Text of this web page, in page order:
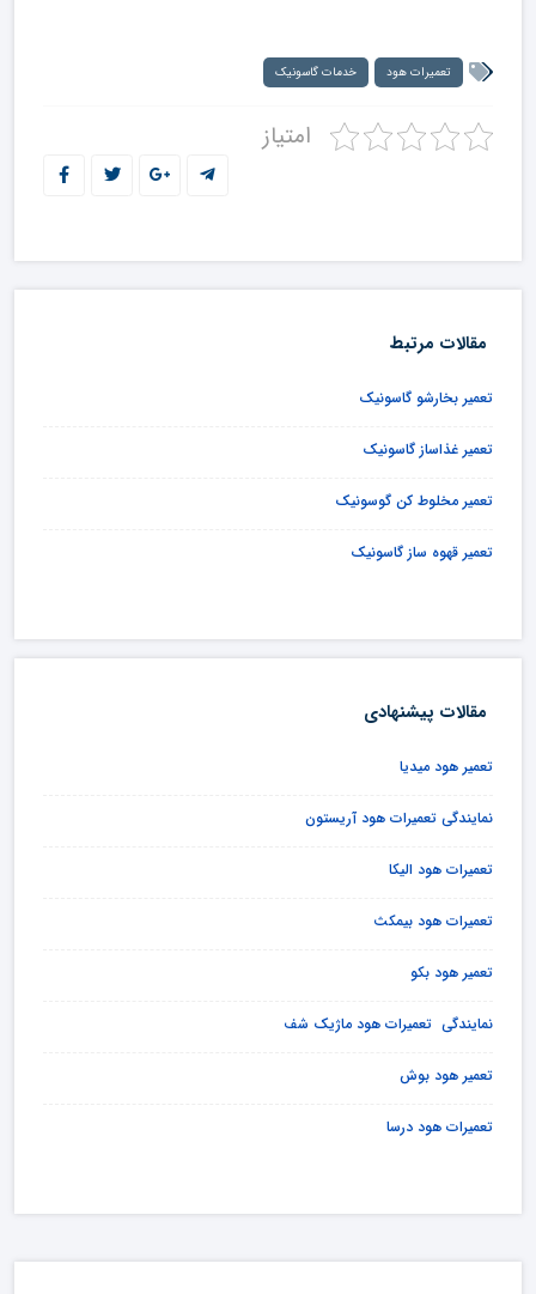
تعمیرات هود خدمات گاسونیک
امتیاز
مقالات مرتبط
تعمیر بخارشو گاسونیک
تعمیر غذاساز گاسونیک
تعمیر مخلوط کن گوسونیک
تعمیر قهوه ساز گاسونیک
مقالات پیشنهادی
تعمیر هود میدیا
نمایندگی تعمیرات هود آریستون
تعمیرات هود الیکا
تعمیرات هود بیمکث
تعمیر هود بکو
نمایندگی تعمیرات هود ماژیک شف
تعمیر هود بوش
تعمیرات هود درسا